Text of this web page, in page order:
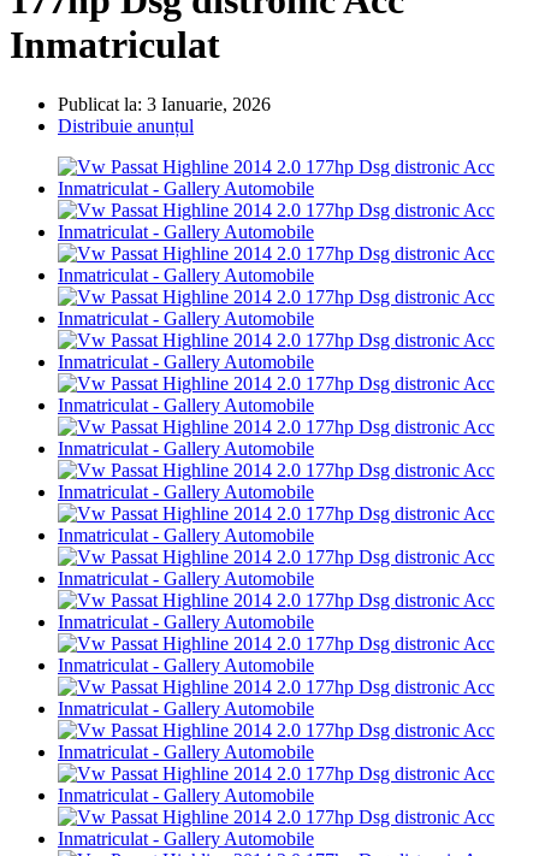
Inmatriculat
Publicat la: 3 Ianuarie, 2026
Distribuie anunțul